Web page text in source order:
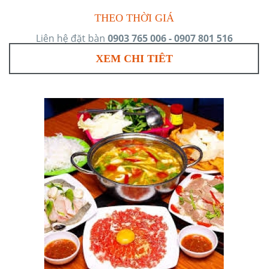
THEO THỜI GIÁ
Liên hệ đặt bàn 0903 765 006 - 0907 801 516
XEM CHI TIÊT